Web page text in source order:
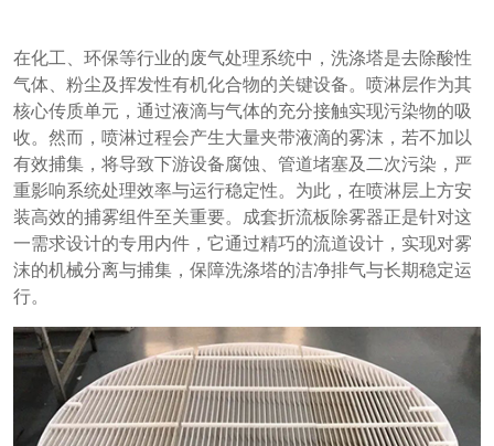
在化工、环保等行业的废气处理系统中，洗涤塔是去除酸性
气体、粉尘及挥发性有机化合物的关键设备。喷淋层作为其
核心传质单元，通过液滴与气体的充分接触实现污染物的吸
收。然而，喷淋过程会产生大量夹带液滴的雾沫，若不加以
有效捕集，将导致下游设备腐蚀、管道堵塞及二次污染，严
重影响系统处理效率与运行稳定性。为此，在喷淋层上方安
装高效的捕雾组件至关重要。成套折流板除雾器正是针对这
一需求设计的专用内件，它通过精巧的流道设计，实现对雾
沫的机械分离与捕集，保障洗涤塔的洁净排气与长期稳定运
行。